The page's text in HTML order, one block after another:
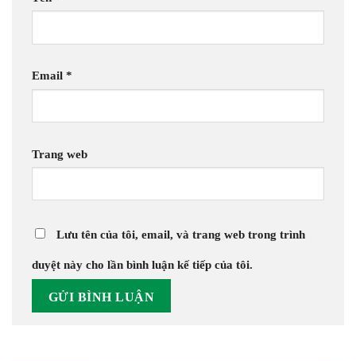
Email *
Trang web
Lưu tên của tôi, email, và trang web trong trình
duyệt này cho lần bình luận kế tiếp của tôi.